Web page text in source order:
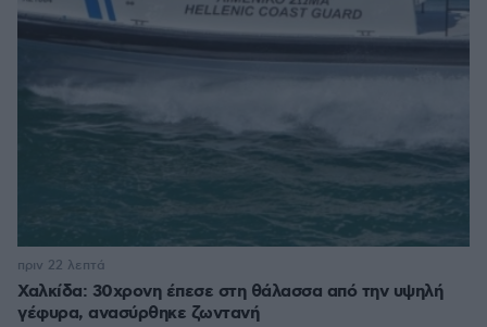
Χαλκίδα: 30χρονη έπεσε στη θάλασσα από την υψηλή
γέφυρα, ανασύρθηκε ζωντανή
πριν 22 λεπτά